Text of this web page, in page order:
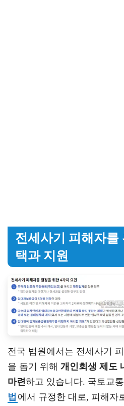
전세사기 피해자를
택과 지원
전국 법원에서는 전세사기
을 돕기 위해 개인회생 제도
마련 하고 있습니다. 국토교
법 에서 규정한 대로, 피해자